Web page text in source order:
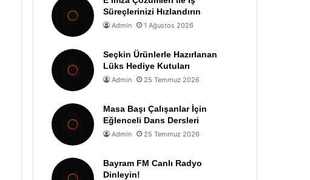
Süreçlerinizi Hızlandırın
Admin 1 Ağustos 2026
Seçkin Ürünlerle Hazırlanan
Lüks Hediye Kutuları
Admin 25 Temmuz 2026
Masa Başı Çalışanlar İçin
Eğlenceli Dans Dersleri
Admin 25 Temmuz 2026
Bayram FM Canlı Radyo
Dinleyin!